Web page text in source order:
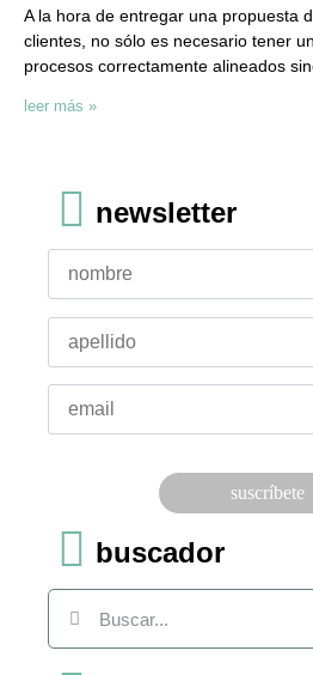
A la hora de entregar una propuesta
clientes, no sólo es necesario tener
procesos correctamente alineados
leer más »
newsletter
campobuscador